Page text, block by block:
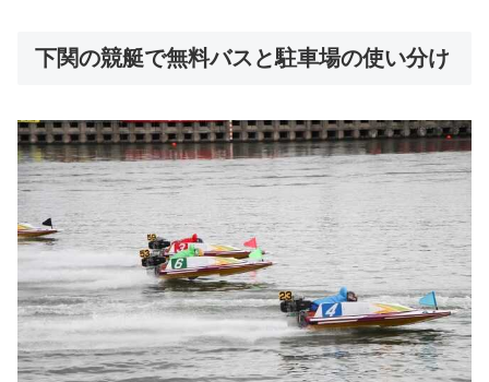
下関の競艇で無料バスと駐車場の使い分け